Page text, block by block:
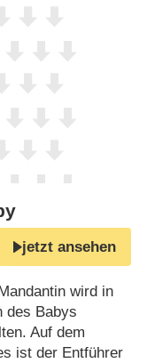
jetzt ansehen
wird in
des Babys
Auf dem
ist der Entführer